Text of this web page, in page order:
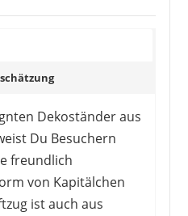
Dekoständer aus
Du Besuchern
freundlich
von Kapitälchen
ist auch aus